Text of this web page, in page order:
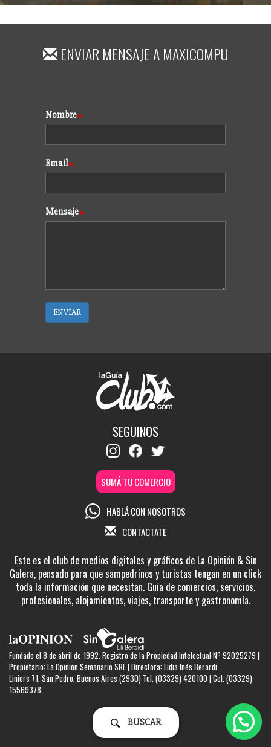
ENVIAR MENSAJE AMAXICOMPU
Formulario
Nombre
Email
Mensaje
ENVIAR
SEGUINOS
SUMÁ TU COMERCIO
HABLÁ CON NOSOTROS
CONTACTATE
Este es el club de medios digitales y gráficos de La Opinión & Sin
Galera, pensado para que sampedrinos y turistas tengan en un click
toda la información que necesitan. Guía de comercios, servicios,
profesionales, alojamientos, viajes, transporte y gastronomía.
Fundado el 8 de abril de 1992. Registro de la Propiedad Intelectual Nº 92025279 |
Propietario: La Opinión Semanario SRL | Directora: Lidia Inés Berardi
Liniers 71, San Pedro, Buenos Aires (2930) Tel. (03329) 420100 | Cel. (03329)
15569378
BUSCAR